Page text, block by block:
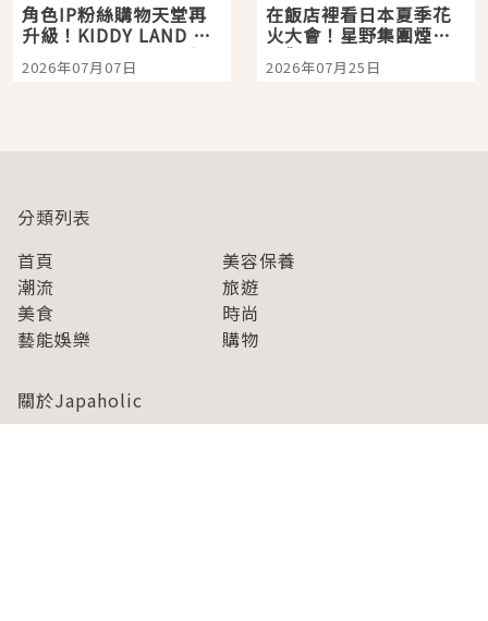
角色IP粉絲購物天堂再
升級！KIDDY LAND 原
宿店吉伊卡哇迎客，新
開幕 OMOKADO 店3分
2026年07月07日
在飯店裡看日本夏季花
火大會！星野集團煙火
景觀飯店6選，讓你不用
人擠人悠閒欣賞
2026年07月25日
分類列表
首頁
美容保養
潮流
旅遊
美食
時尚
藝能娛樂
購物
關於Japaholic